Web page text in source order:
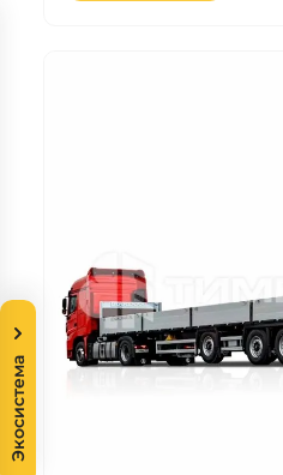
Экосистема